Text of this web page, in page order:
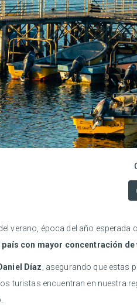
verano, época del año
con mayor concentración
Díaz , asegurando que
turistas encuentran en